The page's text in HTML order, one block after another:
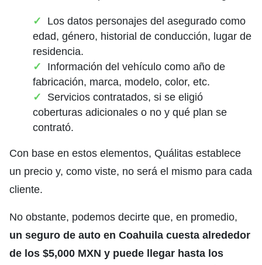
Los datos personajes del asegurado como
edad, género, historial de conducción, lugar de
residencia.
Información del vehículo como año de
fabricación, marca, modelo, color, etc.
Servicios contratados, si se eligió
coberturas adicionales o no y qué plan se
contrató.
Con base en estos elementos, Quálitas establece
un precio y, como viste, no será el mismo para cada
cliente.
No obstante, podemos decirte que, en promedio,
un seguro de auto en Coahuila cuesta alrededor
de los $5,000 MXN y puede llegar hasta los